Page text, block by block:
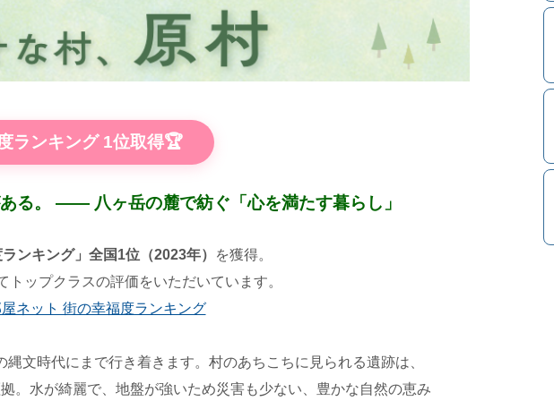
ランキング 1位取得🏆
る。 ―― 八ヶ岳の麓で紡ぐ「心を満たす暮らし」
ランキング」全国1位（2023年）
を獲得。
トップクラスの評価をいただいています。
ネット 街の幸福度ランキング
文時代にまで行き着きます。村のあちこちに見られる遺跡は、
。水が綺麗で、地盤が強いため災害も少ない、豊かな自然の恵み